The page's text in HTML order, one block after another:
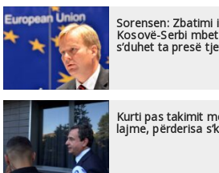
Sorensen: Zbatimi
Kosovë-Serbi
s’duhet ta presë
Kurti pas takimit
lajme, përderisa